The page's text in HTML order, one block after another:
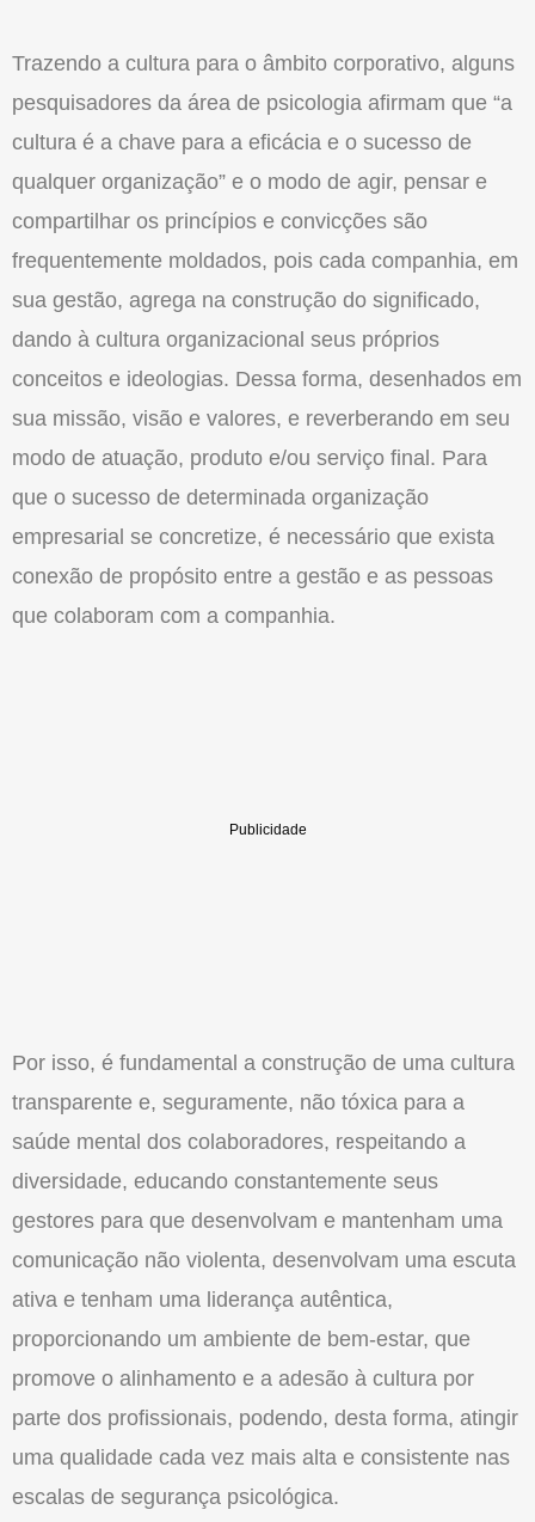
Trazendo a cultura para o âmbito corporativo, alguns
pesquisadores da área de psicologia afirmam que “a
cultura é a chave para a eficácia e o sucesso de
qualquer organização” e o modo de agir, pensar e
compartilhar os princípios e convicções são
frequentemente moldados, pois cada companhia, em
sua gestão, agrega na construção do significado,
dando à cultura organizacional seus próprios
conceitos e ideologias. Dessa forma, desenhados em
sua missão, visão e valores, e reverberando em seu
modo de atuação, produto e/ou serviço final. Para
que o sucesso de determinada organização
empresarial se concretize, é necessário que exista
conexão de propósito entre a gestão e as pessoas
que colaboram com a companhia.
Por isso, é fundamental a construção de uma cultura
transparente e, seguramente, não tóxica para a
saúde mental dos colaboradores, respeitando a
diversidade, educando constantemente seus
gestores para que desenvolvam e mantenham uma
comunicação não violenta, desenvolvam uma escuta
ativa e tenham uma liderança autêntica,
proporcionando um ambiente de bem-estar, que
promove o alinhamento e a adesão à cultura por
parte dos profissionais, podendo, desta forma, atingir
uma qualidade cada vez mais alta e consistente nas
escalas de segurança psicológica.